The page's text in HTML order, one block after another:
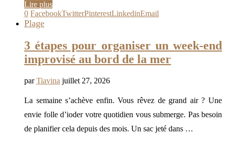
Lire plus
0 FacebookTwitterPinterestLinkedinEmail
Plage
3 étapes pour organiser un week-end
improvisé au bord de la mer
parTiavina juillet 27, 2026
La semaine s’achève enfin. Vous rêvez de grand air ? Une
envie folle d’ioder votre quotidien vous submerge. Pas besoin
de planifier cela depuis des mois. Un sac jeté dans …